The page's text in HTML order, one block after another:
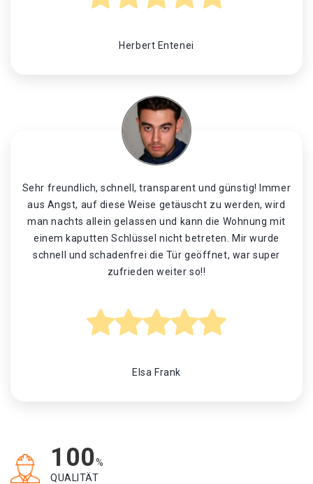
Herbert Entenei
Sehr freundlich, schnell, transparent und günstig! Immer
aus Angst, auf diese Weise getäuscht zu werden, wird
man nachts allein gelassen und kann die Wohnung mit
einem kaputten Schlüssel nicht betreten. Mir wurde
schnell und schadenfrei die Tür geöffnet, war super
zufrieden weiter so!!
Elsa Frank
100%
QUALITÄT